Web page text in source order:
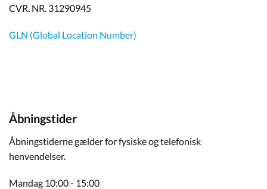
CVR. NR. 31290945
GLN (Global Location Number)
Åbningstider
Åbningstiderne gælder for fysiske og telefonisk
henvendelser.
Mandag 10:00 - 15:00